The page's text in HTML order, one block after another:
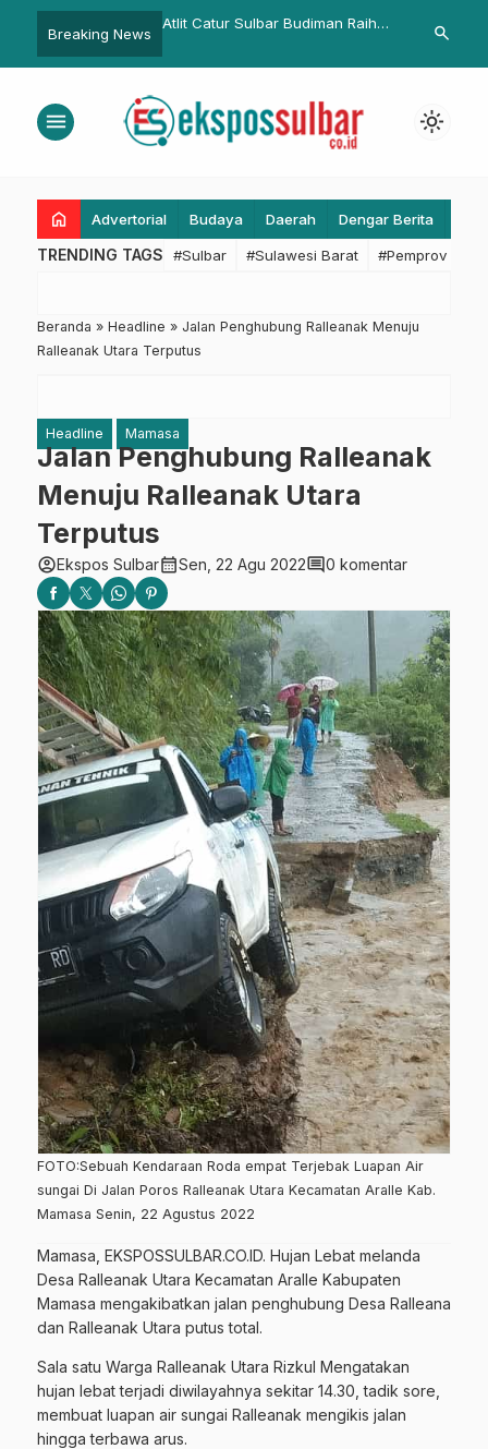
Breaking News
di PORNAS KORPRI
KONI: Ini Bisa Jadi
Kerja Sama Pemkab Polman dan
untuk Pembangunan Irigasi di
Salurkan
search
menu light_mode
home Advertorial Budaya Daerah Dengar Berita
TRENDING TAGS #Sulbar #Sulawesi Barat #Pemprov
Beranda » Headline » Jalan Penghubung Ralleanak Menuju
Ralleanak Utara Terputus
Headline Mamasa
Jalan Penghubung Ralleanak
Menuju Ralleanak Utara
Terputus
account_circleEkspos Sulbarcalendar_monthSen, 22 Agu 2022comment0 komentar
FOTO:Sebuah Kendaraan Roda empat Terjebak Luapan Air
sungai Di Jalan Poros Ralleanak Utara Kecamatan Aralle Kab.
Mamasa Senin, 22 Agustus 2022
Mamasa, EKSPOSSULBAR.CO.ID. Hujan Lebat melanda
Desa Ralleanak Utara Kecamatan Aralle Kabupaten
Mamasa mengakibatkan jalan penghubung Desa Ralleana
dan Ralleanak Utara putus total.
Sala satu Warga Ralleanak Utara Rizkul Mengatakan
hujan lebat terjadi diwilayahnya sekitar 14.30, tadik sore,
membuat luapan air sungai Ralleanak mengikis jalan
hingga terbawa arus.